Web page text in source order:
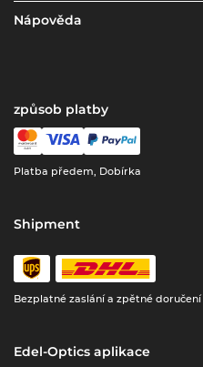
Nápověda
způsob platby
Platba předem, Dobírka
Shipment
Bezplatné zaslání a zpětné doručení
Edel-Optics aplikace